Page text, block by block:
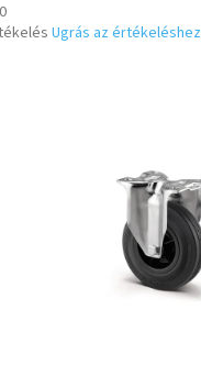
Ugrás az értékeléshez